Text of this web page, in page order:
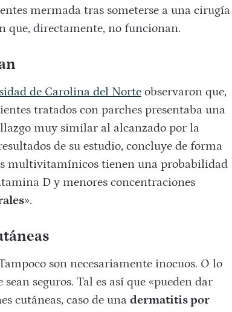
mermada tras someterse a una cirugía
que, directamente, no funcionan.
de Carolina del Norteobservaron que,
tratados con parches presentaba una
muy similar al alcanzado por la
de su estudio, concluye de forma
multivitamínicos tienen una probabilidad
D y menores concentraciones
».
son necesariamente inocuos. O lo
seguros. Tal es así que «pueden dar
cutáneas, caso de una dermatitis por